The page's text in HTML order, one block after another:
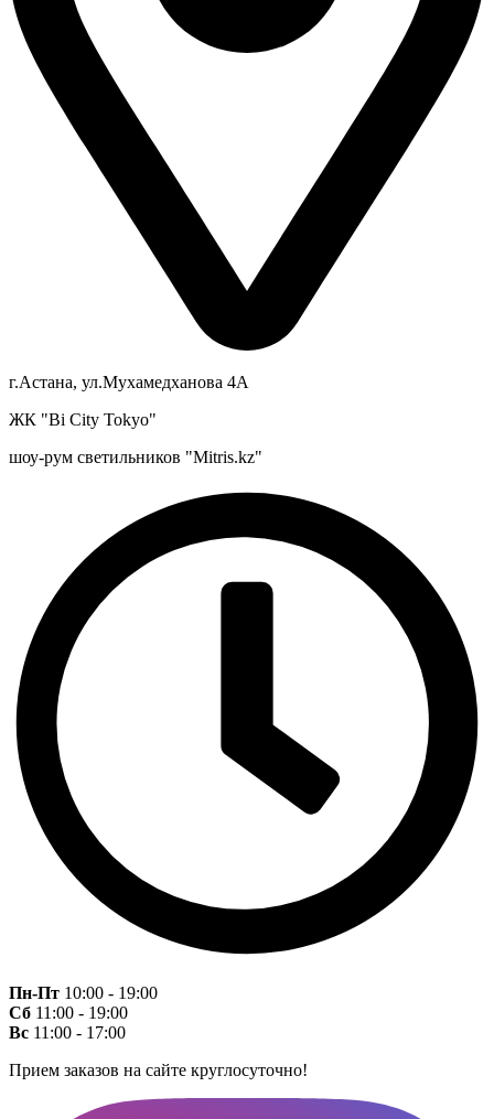
г.Астана, ул.Мухамедханова 4А
ЖК "Bi City Tokyo"
шоу-рум светильников "Mitris.kz"
Пн-Пт 10:00 - 19:00
Сб 11:00 - 19:00
Вс 11:00 - 17:00
Прием заказов на сайте круглосуточно!